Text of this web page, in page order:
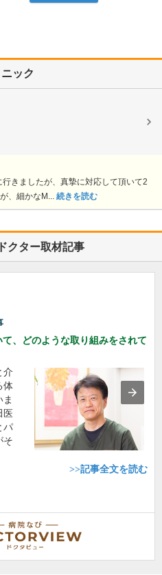
ック
きましたが、真摯に対応して頂いて2
、細かなM... 続きを読む
クター取材記事
、どのような取り組みをされて
介
体
医
パ
そ
>>記事全文を読む